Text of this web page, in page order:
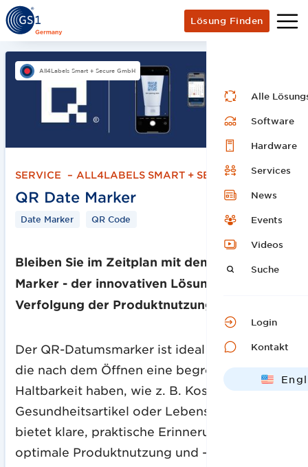
Lösung Finden
Alle
Software
Hardware
Services
News
Events
Videos
Suche
Login
Kontakt
All4Labels Smart + Secure GmbH
SERVICE – ALL4LABELS SMART + SECURE GMBH
QR Date Marker
Date Marker QR Code
Bleiben Sie im Zeitplan mit dem QR Date
Marker - der innovativen Lösung zur
Verfolgung der Produktnutzung!
Der QR-Datumsmarker ist ideal für Produkte,
die nach dem Öffnen eine begrenzte
Haltbarkeit haben, wie z. B. Kosmetika,
Gesundheitsartikel oder Lebensmittel, und
bietet klare, praktische Erinnerungen für eine
optimale Produktnutzung und -sicherheit.